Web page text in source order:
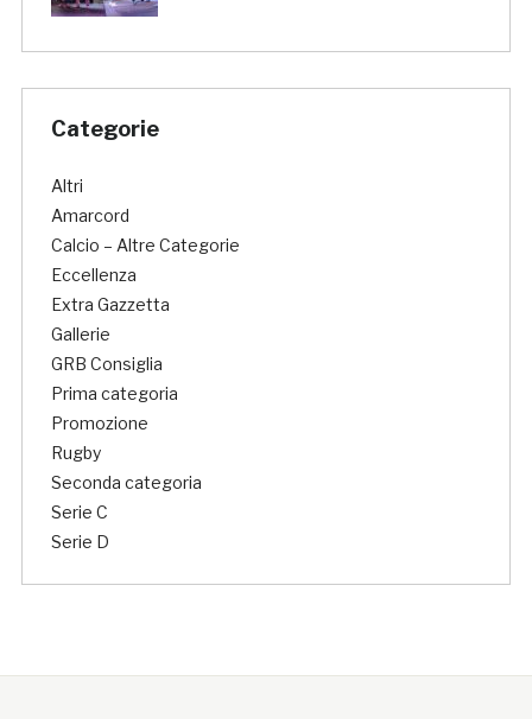
Categorie
Altri
Amarcord
Calcio – Altre Categorie
Eccellenza
Extra Gazzetta
Gallerie
GRB Consiglia
Prima categoria
Promozione
Rugby
Seconda categoria
Serie C
Serie D